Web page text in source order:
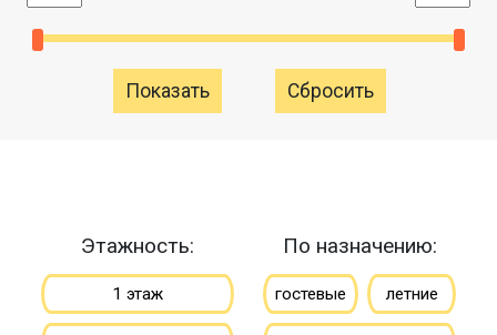
Сбросить
Этажность:
1 этаж
По назначению:
гостевые летние